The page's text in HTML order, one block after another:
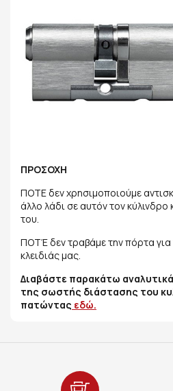
ΠΡΟΣΟΧΗ
ΠΟΤΕ δεν χρησιμοποιούμε
άλλο λάδι σε αυτόν τον
του.
ΠΟΤΈ δεν τραβάμε την πόρτα για
κλειδιάς μας.
Διαβάστε παρακάτω
της σωστής διάστασης του
πατώντας εδώ.